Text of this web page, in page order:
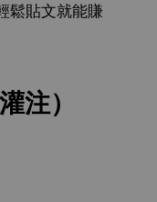
鬆貼文就能賺
注）